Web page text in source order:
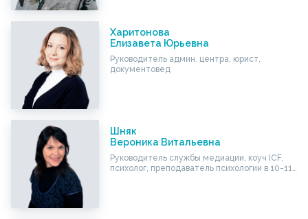
Харитонова
Елизавета Юрьевна
Руководитель админ. центра, юрист,
документовед
Шняк
Вероника Витальевна
Руководитель службы медиации, коуч ICF,
психолог, преподаватель психологии в 10-11…